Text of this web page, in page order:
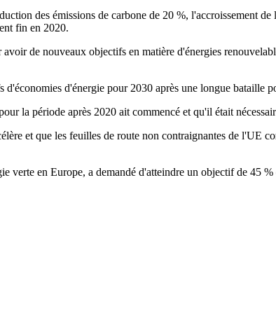
des émissions de carbone de 20 %, l'accroissement
fin en 2020.
de nouveaux objectifs en matière d'énergies
d'énergie pour 2030 après une longue bataille
la période après 2020 ait commencé et qu'il était
et que les feuilles de route non contraignantes de l'UE
verte en Europe, a demandé d'atteindre un objectif de 45